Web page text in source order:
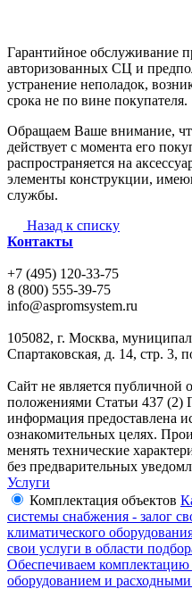
Гарантийное обслуживание
авторизованных СЦ и
устранение неполадок,
срока не по вине покупателя.
Обращаем Ваше внимание,
действует с момента его
распространяется на
элементы конструкции,
службы.
Назад к списку
Контакты
+7 (495) 120-33-75
8 (800) 555-39-75
info@aspromsystem.ru
105082, г. Москва,
Спартаковская, д. 14, стр. 3,
Сайт не является публичной
положениями Статьи 437 (2)
информация предоставлена
ознакомительных целях.
менять технические
без предварительных
Услуги
Комплектация объектов
системы снабжения - залог
климатического
свои услуги в области
Обеспечиваем
оборудованием и